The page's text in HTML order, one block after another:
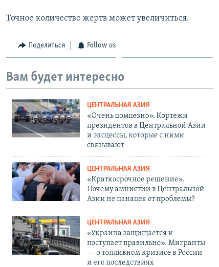
TÜRKMENÇE
Точное количество жертв может увеличиться.
Поделиться Follow us
Вам будет интересно
ЦЕНТРАЛЬНАЯ АЗИЯ
«Очень помпезно». Кортежи
президентов в Центральной Азии
и эксцессы, которые с ними
связывают
ЦЕНТРАЛЬНАЯ АЗИЯ
«Краткосрочное решение».
Почему амнистии в Центральной
Азии не панацея от проблемы?
ЦЕНТРАЛЬНАЯ АЗИЯ
«Украина защищается и
поступает правильно». Мигранты
— о топливном кризисе в России
и его последствиях